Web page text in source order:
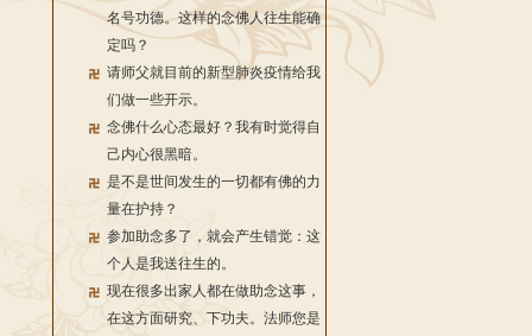
名号功德。这样的念佛人往生能确
定吗？
请师父就目前的新型肺炎疫情给我
们做一些开示。
念佛什么心态最好？我有时觉得自
己内心很黑暗。
是不是世间发生的一切都有佛的力
量在护持？
参加助念多了，就会产生错觉：这
个人是我送往生的。
现在很多出家人都在做助念这事，
在这方面研究、下功夫。法师您是